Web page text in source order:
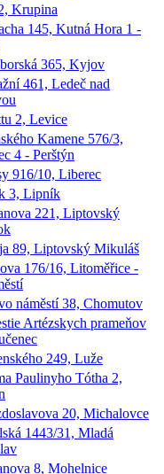
Krupina
145, Kutná Hora 1 -
365, Kyjov
461, Ledeč nad
2, Levice
Kamene 576/3,
4 - Perštýn
916/10, Liberec
3, Lipník
221, Liptovský
89, Liptovský Mikuláš
176/16, Litoměřice -
náměstí 38, Chomutov
Artézskych prameňov
249, Luže
Paulinyho Tótha 2,
20, Michalovce
1443/31, Mladá
8, Mohelnice